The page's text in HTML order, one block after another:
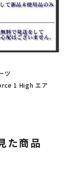
ツ
1 High エア
た商品